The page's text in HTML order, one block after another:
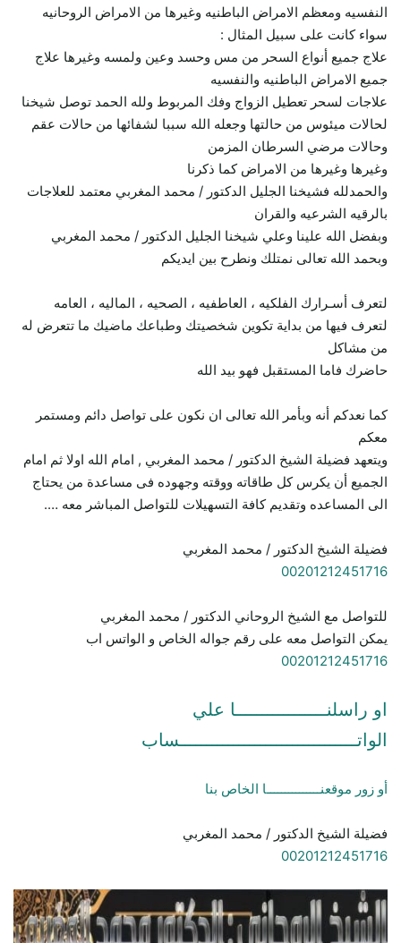
النفسيه ومعظم الامراض الباطنيه وغيرها من الامراض الروحانيه
سواء كانت على سبيل المثال :
علاج جميع أنواع السحر من مس وحسد وعين ولمسه وغيرها علاج
جميع الامراض الباطنيه والنفسيه
علاجات لسحر تعطيل الزواج وفك المربوط ولله الحمد توصل شيخنا
لحالات ميئوس من حالتها وجعله الله سببا لشفائها من حالات عقم
وحالات مرضي السرطان المزمن
وغيرها وغيرها من الامراض كما ذكرنا
والحمدلله فشيخنا الجليل الدكتور / محمد المغربي معتمد للعلاجات
بالرقيه الشرعيه والقران
وبفضل الله علينا وعلي شيخنا الجليل الدكتور / محمد المغربي
وبحمد الله تعالى نمتلك ونطرح بين ايديكم
لتعرف أسـرارك الفلكيه ، العاطفيه ، الصحيه ، الماليه ، العامه
لتعرف فيها من بداية تكوين شخصيتك وطباعك ماضيك ما تتعرض له
من مشاكل
حاضرك فاما المستقبل فهو بيد الله
كما نعدكم أنه وبأمر الله تعالى ان نكون على تواصل دائم ومستمر
معكم
ويتعهد فضيلة الشيخ الدكتور / محمد المغربي , امام الله اولا ثم امام
الجميع أن يكرس كل طاقاته ووقته وجهوده فى مساعدة من يحتاج
الى المساعده وتقديم كافة التسهيلات للتواصل المباشر معه ….
فضيلة الشيخ الدكتور / محمد المغربي
00201212451716
للتواصل مع الشيخ الروحاني الدكتور / محمد المغربي
يمكن التواصل معه على رقم جواله الخاص و الواتس اب
00201212451716
او راسلنـــــــــــــــــا علي
الواتـــــــــــــــــــــــــــــــــساب
أو زور موقعنـــــــــــــــا الخاص بنا
فضيلة الشيخ الدكتور / محمد المغربي
00201212451716